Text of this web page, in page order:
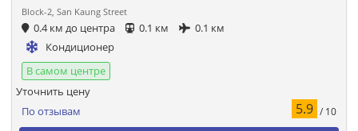
Block-2, San Kaung Street
0.4 км до центра 0.1 км
0.1 км
Кондиционер
В самом центре
По отзывам 5.9 / 10
Уточнить цену